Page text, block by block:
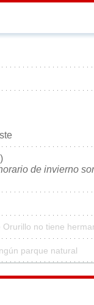
de invierno
no tiene
parque natural